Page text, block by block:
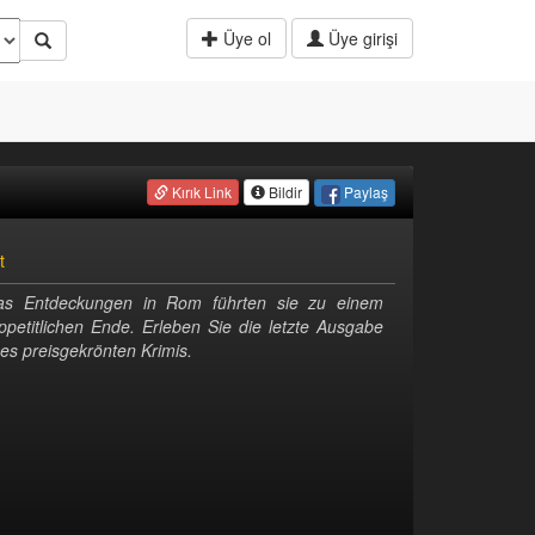
Üye ol Üye girişi
Kırık Link Bildir Paylaş
Entdeckungen in Rom führten sie zu einem
Ende. Erleben Sie die letzte Ausgabe
preisgekrönten Krimis.